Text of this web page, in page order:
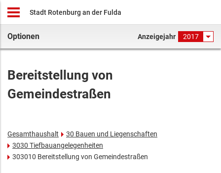
Stadt Rotenburg an der Fulda
Optionen Anzeigejahr 2017
Bereitstellung von
Gemeindestraßen
Gesamthaushalt
30 Bauen und Liegenschaften
3030 Tiefbauangelegenheiten
303010 Bereitstellung von Gemeindestraßen